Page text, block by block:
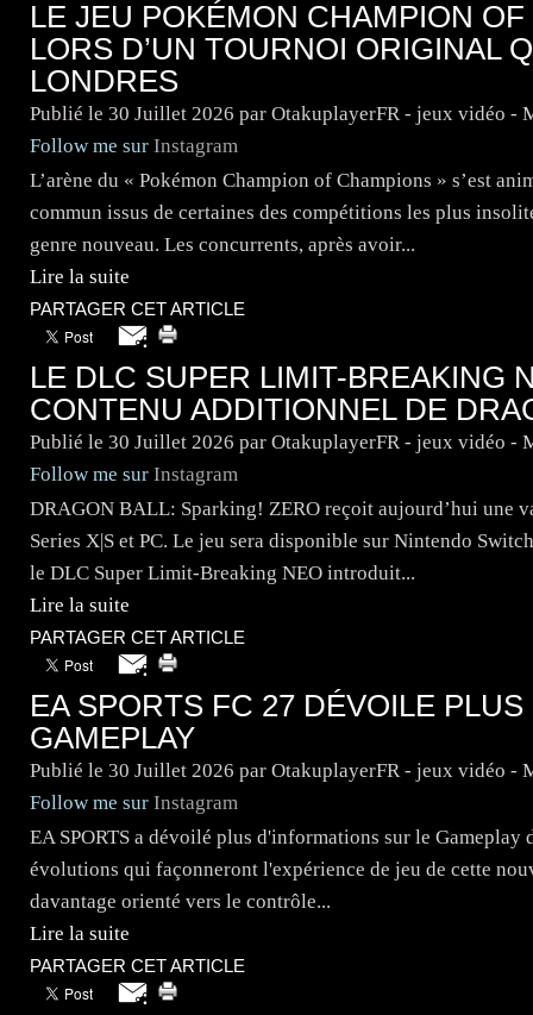
LE JEU POKÉMON CHAMPION
LORS D’UN TOURNOI ORIGINAL
LONDRES
Publié le 30 Juillet 2026 par OtakuplayerFR - jeux vidéo -
Follow me sur Instagram
L’arène du « Pokémon Champion of Champions » s’est
commun issus de certaines des compétitions les plus
genre nouveau. Les concurrents, après avoir...
Lire la suite
PARTAGER CET ARTICLE
LE DLC SUPER LIMIT-BREAKING
CONTENU ADDITIONNEL DE
Publié le 30 Juillet 2026 par OtakuplayerFR - jeux vidéo -
Follow me sur Instagram
DRAGON BALL: Sparking! ZERO reçoit aujourd’hui une
Series X|S et PC. Le jeu sera disponible sur Nintendo
le DLC Super Limit-Breaking NEO introduit...
Lire la suite
PARTAGER CET ARTICLE
EA SPORTS FC 27 DÉVOILE
GAMEPLAY
Publié le 30 Juillet 2026 par OtakuplayerFR - jeux vidéo -
Follow me sur Instagram
EA SPORTS a dévoilé plus d'informations sur le
évolutions qui façonneront l'expérience de jeu de cette
davantage orienté vers le contrôle...
Lire la suite
PARTAGER CET ARTICLE